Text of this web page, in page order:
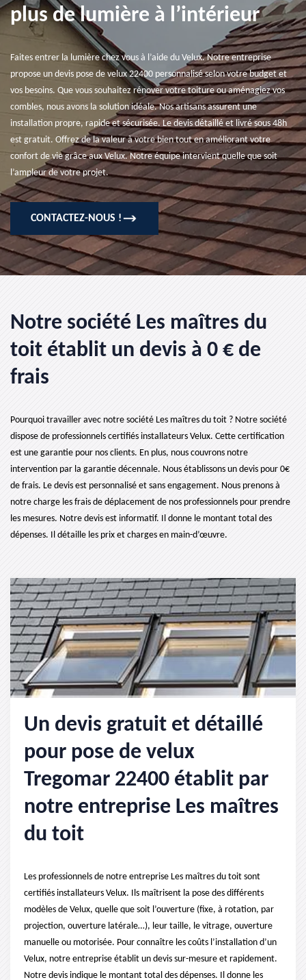
plus de lumière à l’intérieur
Faites entrer la lumière chez vous à l’aide du Velux. Notre entreprise
propose un devis pose de velux 22400 personnalisé selon votre budget et
vos besoins. Que vous souhaitez rénover votre toiture ou aménagiez vos
combles, nous avons la solution idéale. Nos artisans assurent une
installation propre, rapide et sécurisée. Le devis détaillé et livré sous 48h
est gratuit. Offrez de la valeur à votre bien tout en améliorant votre
confort de vie grâce aux Velux. Notre équipe intervient quelle que soit
l’ampleur de votre projet.
CONTACTEZ-NOUS !
Notre société Les maîtres du
toit établit un devis à 0 € de
frais
Pourquoi travailler avec notre société Les maîtres du toit ? Notre société
dispose de professionnels certifiés installateurs Velux. Cette certification
est une garantie pour nos clients. En plus, nous couvrons notre
intervention par la garantie décennale. Nous établissons un devis pour 0€
de frais. Le devis est personnalisé et sans engagement. Nous prenons à
notre charge les frais de déplacement de nos professionnels pour prendre
les mesures. Notre devis est informatif. Il donne le montant total des
dépenses. Il détaille les prix et charges en main-d’œuvre.
Un devis gratuit et détaillé
pour pose de velux
Tregomar 22400 établit par
notre entreprise Les maîtres
du toit
Les professionnels de notre entreprise Les maîtres du toit sont
certifiés installateurs Velux. Ils maîtrisent la pose des différents
modèles de Velux, quelle que soit l’ouverture (fixe, à rotation, par
projection, ouverture latérale…), leur taille, le vitrage, ouverture
manuelle ou motorisée. Pour connaître les coûts l’installation d’un
Velux, notre entreprise établit un devis sur-mesure et rapidement.
Notre devis indique le montant total des dépenses. Il donne les